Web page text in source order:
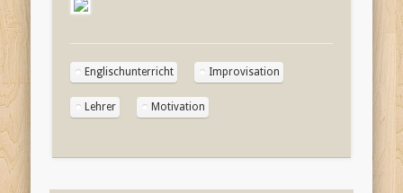
Englischunterricht Improvisation
Lehrer Motivation